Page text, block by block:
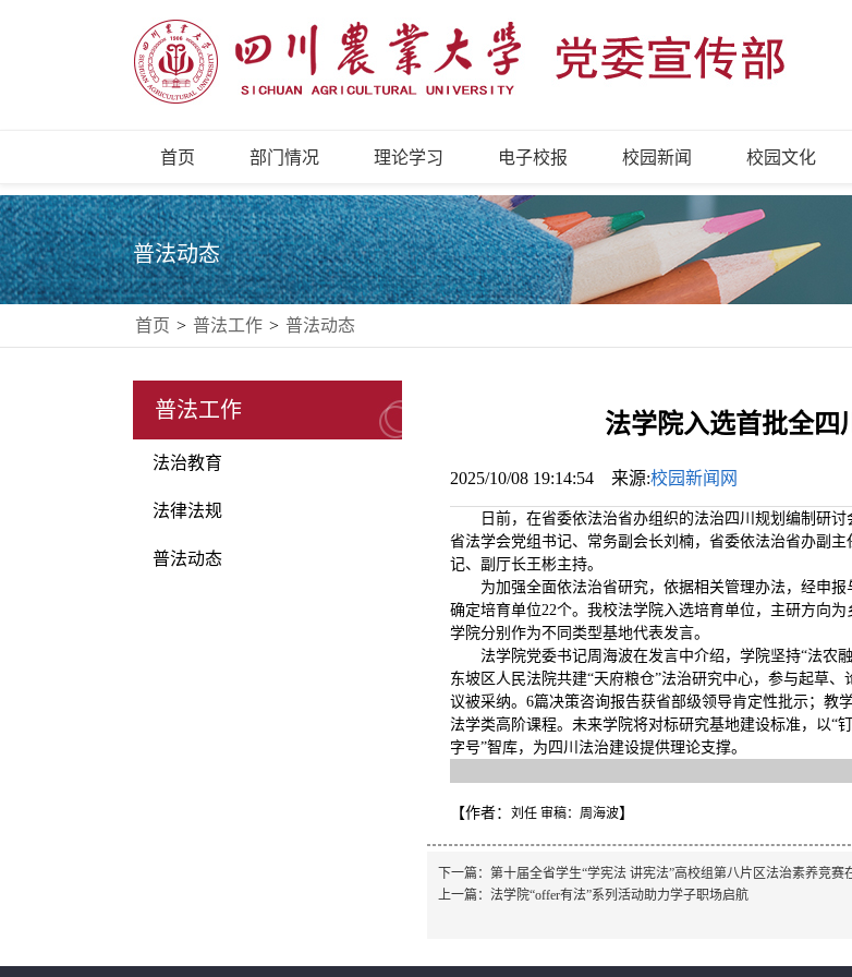
首页 部门情况 理论学习 电子校报 校园新闻 校园文化
普法动态
首页 > 普法工作 > 普法动态
普法工作
法治教育
法律法规
普法动态
法学院入选首批全四
2025/10/08 19:14:54 来源:校园新闻网
日前，在省委依法治省办组织的法治四川规划编制研
省法学会党组书记、常务副会长刘楠，省委依法治省办副
记、副厅长王彬主持。
为加强全面依法治省研究，依据相关管理办法，经申
确定培育单位22个。我校法学院入选培育单位，主研方向
学院分别作为不同类型基地代表发言。
法学院党委书记周海波在发言中介绍，学院坚持“法农
东坡区人民法院共建“天府粮仓”法治研究中心，参与起草
议被采纳。6篇决策咨询报告获省部级领导肯定性批示；教
法学类高阶课程。未来学院将对标研究基地建设标准，以“
字号”智库，为四川法治建设提供理论支撑。
【作者： 刘任 审稿：周海波】
下一篇： 第十届全省学生“学宪法 讲宪法”高校组第八片区法治素养竞赛
上一篇： 法学院“offer有法”系列活动助力学子职场启航